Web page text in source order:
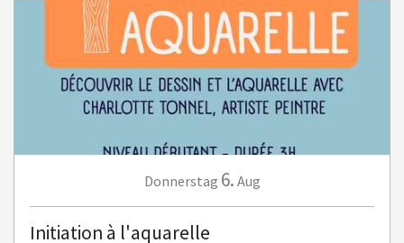
Donnerstag 6. Aug
Initiation à l'aquarelle